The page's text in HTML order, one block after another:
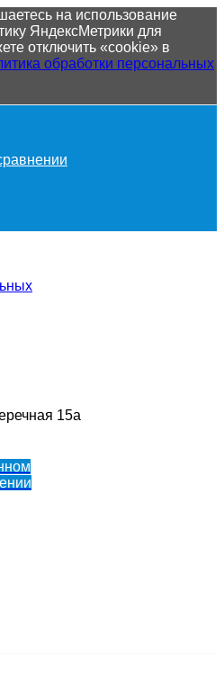
на использование
ЯндексМетрики для
отключить «cookie» в
обработки персональных
15а